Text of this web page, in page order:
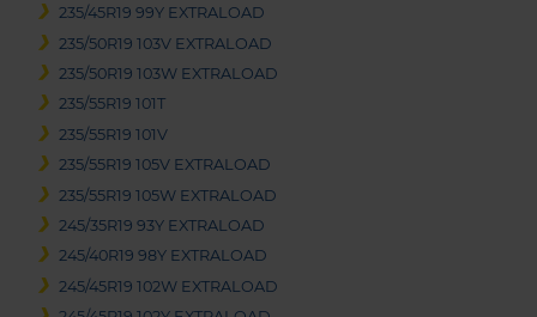
235/45R19 99Y EXTRALOAD
235/50R19 103V EXTRALOAD
235/50R19 103W EXTRALOAD
235/55R19 101T
235/55R19 101V
235/55R19 105V EXTRALOAD
235/55R19 105W EXTRALOAD
245/35R19 93Y EXTRALOAD
245/40R19 98Y EXTRALOAD
245/45R19 102W EXTRALOAD